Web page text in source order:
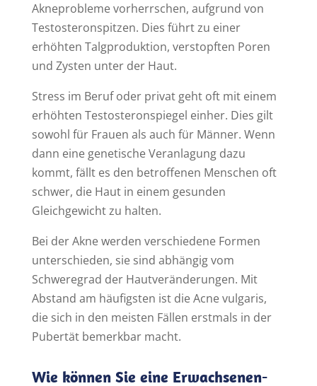
Akneprobleme vorherrschen, aufgrund von
Testosteronspitzen. Dies führt zu einer
erhöhten Talgproduktion, verstopften Poren
und Zysten unter der Haut.
Stress im Beruf oder privat geht oft mit einem
erhöhten Testosteronspiegel einher. Dies gilt
sowohl für Frauen als auch für Männer. Wenn
dann eine genetische Veranlagung dazu
kommt, fällt es den betroffenen Menschen oft
schwer, die Haut in einem gesunden
Gleichgewicht zu halten.
Bei der Akne werden verschiedene Formen
unterschieden, sie sind abhängig vom
Schweregrad der Hautveränderungen. Mit
Abstand am häufigsten ist die Acne vulgaris,
die sich in den meisten Fällen erstmals in der
Pubertät bemerkbar macht.
Wie können Sie eine Erwachsenen-